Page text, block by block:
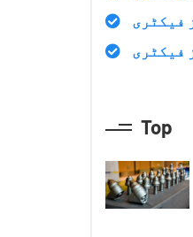
فیکٹری
فیکٹری
Top